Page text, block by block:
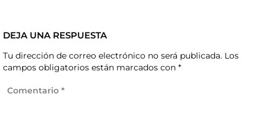
DEJA UNA RESPUESTA
Tu dirección de correo electrónico no será publicada. Los
campos obligatorios están marcados con *